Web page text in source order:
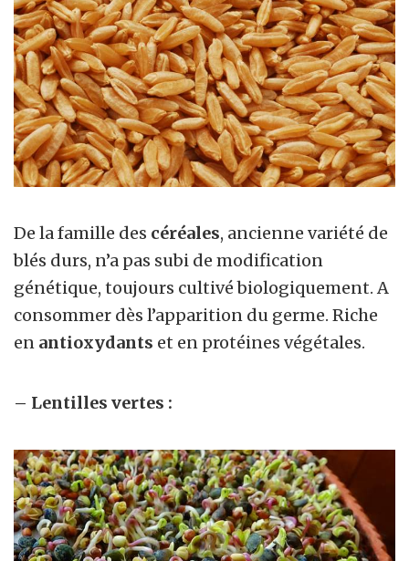
De la famille des céréales, ancienne variété de
blés durs, n’a pas subi de modification
génétique, toujours cultivé biologiquement. A
consommer dès l’apparition du germe. Riche
en antioxydants et en protéines végétales.
– Lentilles vertes :